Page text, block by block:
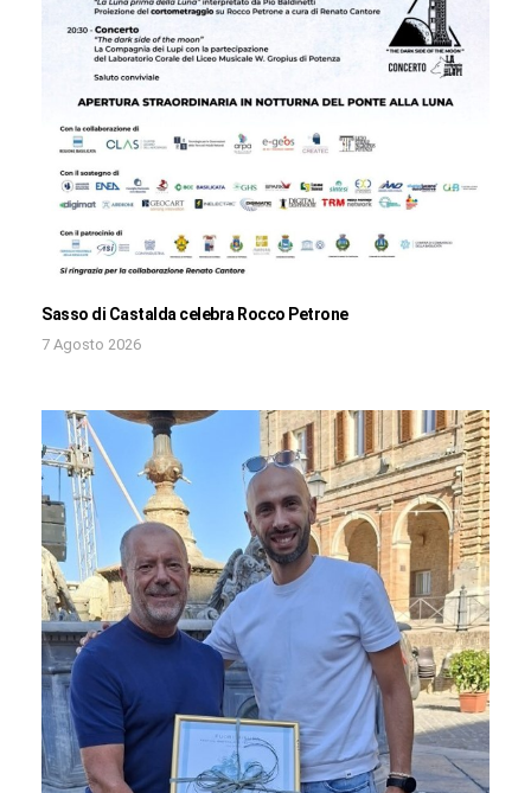
Sasso di Castalda celebra Rocco Petrone
7 Agosto 2026